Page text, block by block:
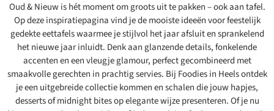
Oud & Nieuw is hét moment om groots uit te pakken – ook aan tafel.
Op deze inspiratiepagina vind je de mooiste ideeën voor feestelijk
gedekte eettafels waarmee je stijlvol het jaar afsluit en sprankelend
het nieuwe jaar inluidt. Denk aan glanzende details, fonkelende
accenten en een vleugje glamour, perfect gecombineerd met
smaakvolle gerechten in prachtig servies. Bij Foodies in Heels ontdek
je een uitgebreide collectie kommen en schalen die jouw hapjes,
desserts of midnight bites op elegante wijze presenteren. Of je nu